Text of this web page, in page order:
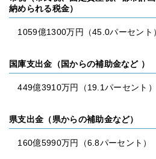
納められる税金）
1059億1300万円（45.0パーセント
国庫支出金（国からの補助金など ）
449億3910万円（19.1パーセント）
県支出金（県からの補助金など）
160億5990万円（6.8パーセント）